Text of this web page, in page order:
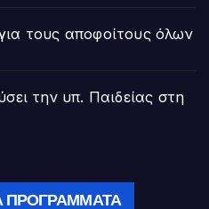
τους αποφοίτους όλων
την υπ. Παιδείας στη
ΠΡΟΓΡΆΜΜΑΤΑ